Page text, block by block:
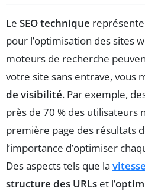
Le SEO technique
pour l’optimisation des sites
moteurs de recherche
votre site sans entrave, vous
de visibilité. Par exemple,
près de 70 % des utilisateurs
première page des résultats
l’importance d’optimiser
Des aspects tels que la
structure des URLs et l’